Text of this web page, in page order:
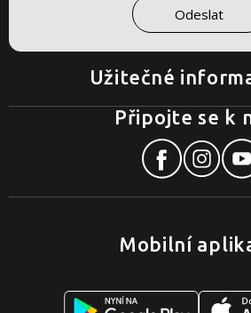
Užitečné
Mobilní
Připojte se k